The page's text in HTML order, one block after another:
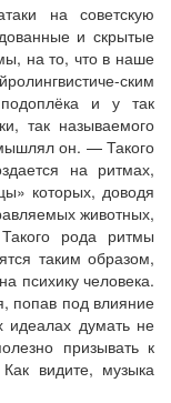
на советскую
и скрытые
на то, что в наше
ским
и у так
так называемого
он. — Такого
на ритмах,
которых, доводя
животных,
рода ритмы
таким образом,
психику человека.
попав под влияние
идеалах думать не
призывать к
видите, музыка